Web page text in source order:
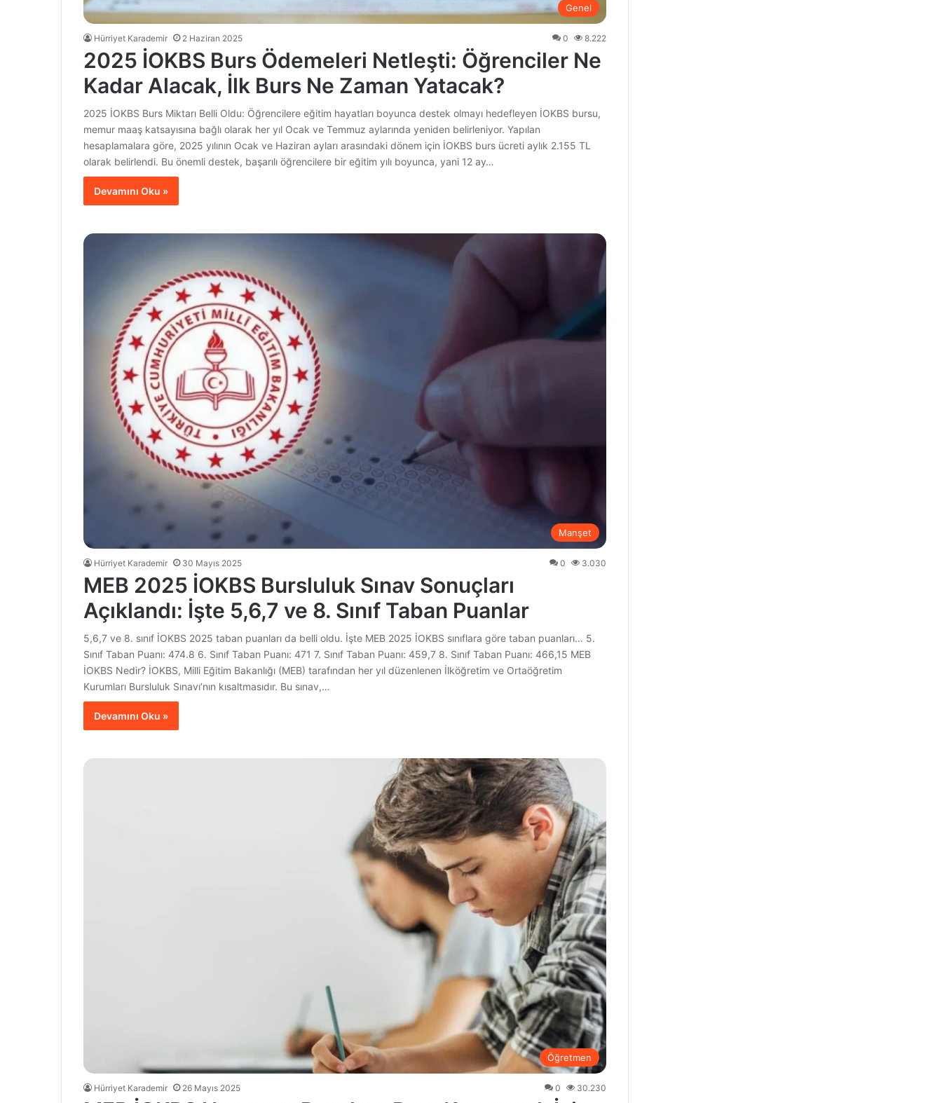
Genel
Hürriyet Karademir 2 Haziran 2025 0 8.222
2025 İOKBS Burs Ödemeleri Netleşti: Öğrenciler Ne
Kadar Alacak, İlk Burs Ne Zaman Yatacak?
2025 İOKBS Burs Miktarı Belli Oldu: Öğrencilere eğitim hayatları boyunca destek olmayı hedefleyen İOKBS bursu,
memur maaş katsayısına bağlı olarak her yıl Ocak ve Temmuz aylarında yeniden belirleniyor. Yapılan
hesaplamalara göre, 2025 yılının Ocak ve Haziran ayları arasındaki dönem için İOKBS burs ücreti aylık 2.155 TL
olarak belirlendi. Bu önemli destek, başarılı öğrencilere bir eğitim yılı boyunca, yani 12 ay…
Devamını Oku »
Manşet
Hürriyet Karademir 30 Mayıs 2025 0 3.030
MEB 2025 İOKBS Bursluluk Sınav Sonuçları
Açıklandı: İşte 5,6,7 ve 8. Sınıf Taban Puanlar
5,6,7 ve 8. sınıf İOKBS 2025 taban puanları da belli oldu. İşte MEB 2025 İOKBS sınıflara göre taban puanları… 5.
Sınıf Taban Puanı: 474.8 6. Sınıf Taban Puanı: 471 7. Sınıf Taban Puanı: 459,7 8. Sınıf Taban Puanı: 466,15 MEB
İOKBS Nedir? İOKBS, Milli Eğitim Bakanlığı (MEB) tarafından her yıl düzenlenen İlköğretim ve Ortaöğretim
Kurumları Bursluluk Sınavı’nın kısaltmasıdır. Bu sınav,…
Devamını Oku »
Öğretmen
Hürriyet Karademir 26 Mayıs 2025 0 30.230